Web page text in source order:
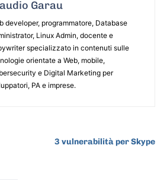
Garau
developer, programmatore, Database
Linux Admin, docente e
specializzato in contenuti sulle
orientate a Web, mobile,
e Digital Marketing per
PA e imprese.
3 vulnerabilità per Skype